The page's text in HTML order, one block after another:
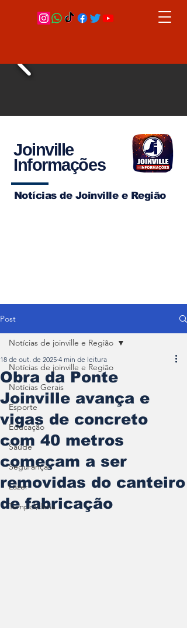
Joinville
Informações
Notícias de Joinville e Região
Post
Notícias de joinville e Região
Notícias Gerais
Esporte
Educação
Saúde
Segurança
Lazer
Tempo\clima
Notícias de joinville e Região
Obra da Ponte
Joinville avança e
vigas de concreto
com 40 metros
começam a ser
removidas do canteiro
de fabricação
18 de out. de 2025 4 min de leitura